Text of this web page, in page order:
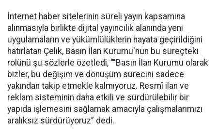
İnternet haber sitelerinin süreli yayın kapsamına
alınmasıyla birlikte dijital yayıncılık alanında yeni
uygulamaların ve yükümlülüklerin hayata geçirildiğini
hatırlatan Çelik, Basın İlan Kurumu'nun bu süreçteki
rolünü şu sözlerle özetledi, “"Basın İlan Kurumu olarak
bizler, bu değişim ve dönüşüm sürecini sadece
yakından takip etmekle kalmıyoruz. Resmî ilan ve
reklam sisteminin daha etkili ve sürdürülebilir bir
yapıda işlemesini sağlamak amacıyla çalışmalarımızı
aralıksız sürdürüyoruz” dedi.